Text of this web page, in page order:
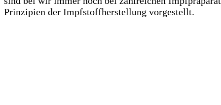
Prinzipien der Impfstoffherstellung vorgestellt.